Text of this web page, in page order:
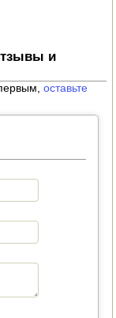
и
первым,оставьте